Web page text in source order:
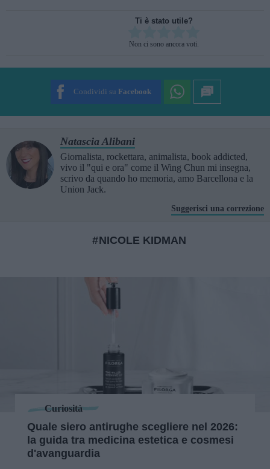
Ti è stato utile?
Non ci sono ancora voti.
Condividi su Facebook
Natascia Alibani
Giornalista, rockettara, animalista, book addicted,
vivo il "qui e ora" come il Wing Chun mi insegna,
scrivo da quando ho memoria, amo Barcellona e la
Union Jack.
Suggerisci una correzione
NICOLE KIDMAN
Curiosità
Quale siero antirughe scegliere nel 2026:
la guida tra medicina estetica e cosmesi
d'avanguardia